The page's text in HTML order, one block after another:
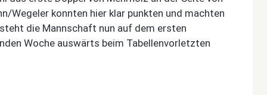
Wegeler konnten hier klar punkten und machten
die Mannschaft nun auf dem ersten
Woche auswärts beim Tabellenvorletzten